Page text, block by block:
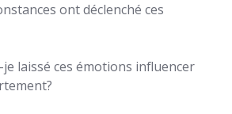
ont déclenché ces
laissé ces émotions influencer